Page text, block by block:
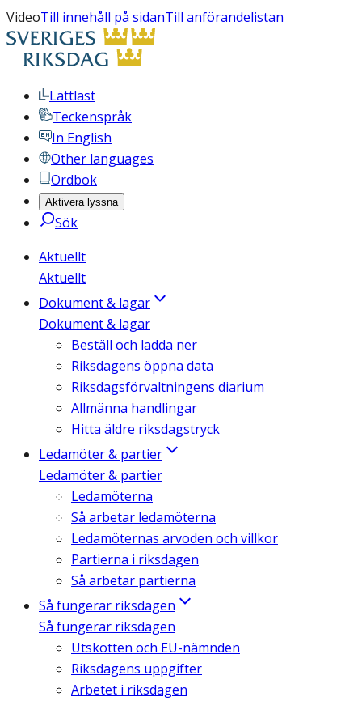
VideoTill innehåll på sidanTill anförandelistan
Lättläst
Teckenspråk
In English
Other languages
Ordbok
Aktivera lyssna
Sök
Aktuellt
Aktuellt
Dokument & lagar
Dokument & lagar
Beställ och ladda ner
Riksdagens öppna data
Riksdagsförvaltningens diarium
Allmänna handlingar
Hitta äldre riksdagstryck
Ledamöter & partier
Ledamöter & partier
Ledamöterna
Så arbetar ledamöterna
Ledamöternas arvoden och villkor
Partierna i riksdagen
Så arbetar partierna
Så fungerar riksdagen
Så fungerar riksdagen
Utskotten och EU-nämnden
Riksdagens uppgifter
Arbetet i riksdagen